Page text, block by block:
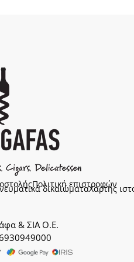
Πολιτική επιστροφών
δικαιώματαΧάρτης
& ΣΙΑ Ο.Ε.